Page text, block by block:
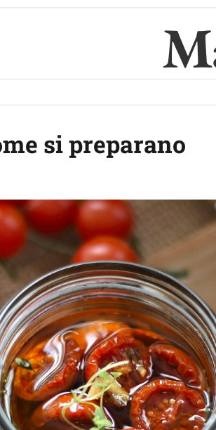
si preparano